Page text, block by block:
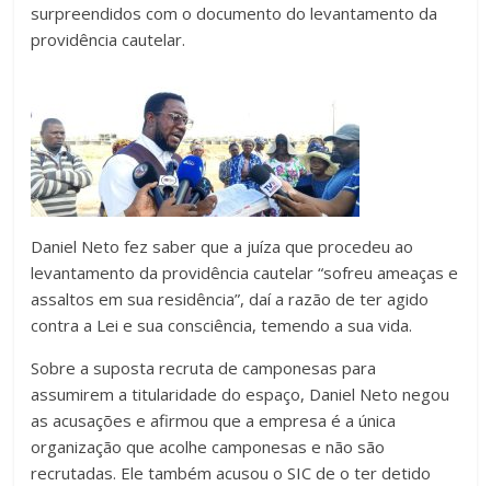
surpreendidos com o documento do levantamento da
providência cautelar.
Daniel Neto fez saber que a juíza que procedeu ao
levantamento da providência cautelar “sofreu ameaças e
assaltos em sua residência”, daí a razão de ter agido
contra a Lei e sua consciência, temendo a sua vida.
Sobre a suposta recruta de camponesas para
assumirem a titularidade do espaço, Daniel Neto negou
as acusações e afirmou que a empresa é a única
organização que acolhe camponesas e não são
recrutadas. Ele também acusou o SIC de o ter detido